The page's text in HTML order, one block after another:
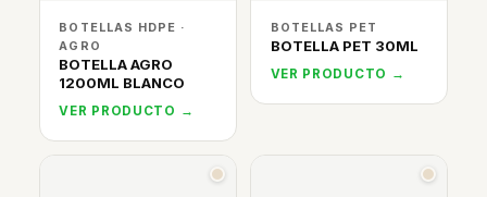
BOTELLAS HDPE ·
AGRO
BOTELLA AGRO
1200ML BLANCO
VER PRODUCTO →
BOTELLAS PET
BOTELLA PET 30ML
VER PRODUCTO →